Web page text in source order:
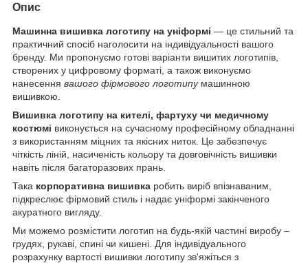
Опис
Машинна вишивка логотипу на уніформі — це стильний та
практичний спосіб наголосити на індивідуальності вашого
бренду. Ми пропонуємо готові варіанти вишитих логотипів,
створених у цифровому форматі, а також виконуємо
нанесення вашого фірмового логотипумашинною
вишивкою.
Вишивка логотипу на кителі, фартуху чи медичному
костюмі виконується на сучасному професійному обладнанні
з використанням міцних та якісних ниток. Це забезпечує
чіткість ліній, насиченість кольору та довговічність вишивки
навіть після багаторазових прань.
Така корпоративна вишивка робить виріб впізнаваним,
підкреслює фірмовий стиль і надає уніформі закінченого
акуратного вигляду.
Ми можемо розмістити логотип на будь-якій частині виробу –
грудях, рукаві, спині чи кишені. Для індивідуального
розрахунку вартості вишивки логотипу зв'яжіться з